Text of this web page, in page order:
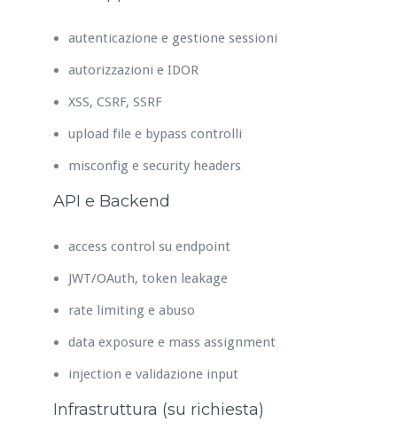
autenticazione e gestione sessioni
autorizzazioni e IDOR
XSS, CSRF, SSRF
upload file e bypass controlli
misconfig e security headers
API e Backend
access control su endpoint
JWT/OAuth, token leakage
rate limiting e abuso
data exposure e mass assignment
injection e validazione input
Infrastruttura (su richiesta)